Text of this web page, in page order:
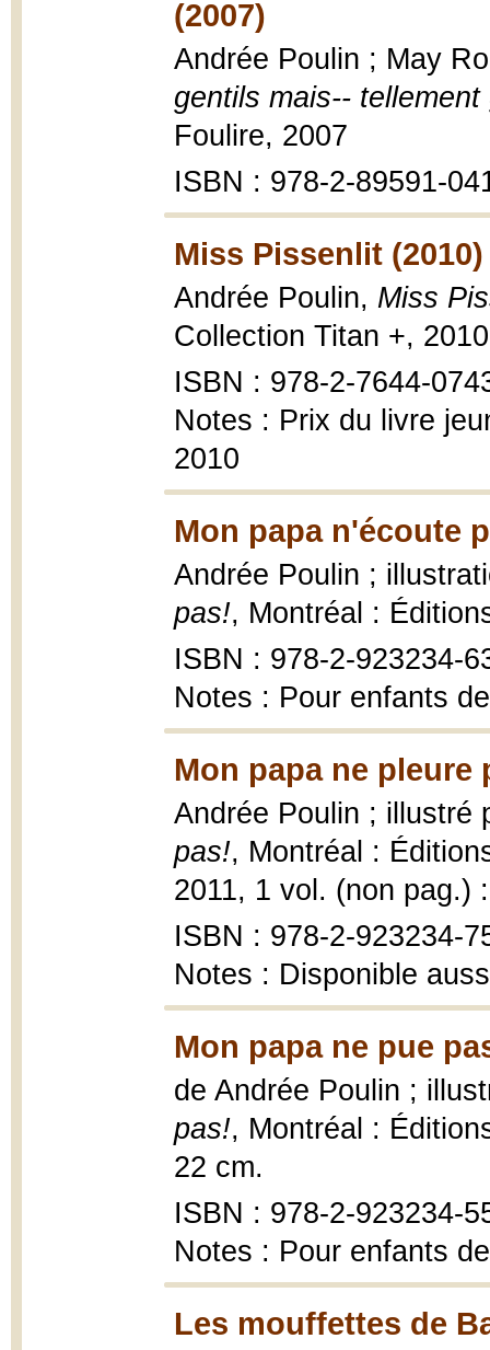
(2007)
Andrée Poulin ; May
gentils mais--
Foulire, 2007
ISBN : 978-2-89591-
Miss Pissenlit (2010)
Andrée Poulin, Miss
Collection Titan +,
ISBN : 978-2-7644-
Notes : Prix du livre
2010
Mon papa n'écoute
Andrée Poulin ;
pas!, Montréal :
ISBN : 978-2-923234-
Notes : Pour enfants
Mon papa ne pleure
Andrée Poulin ; illustré
pas!, Montréal :
2011, 1 vol. (non pag.)
ISBN : 978-2-923234-
Notes : Disponible
Mon papa ne pue
de Andrée Poulin ;
pas!, Montréal :
22 cm.
ISBN : 978-2-923234-
Notes : Pour enfants
Les mouffettes de